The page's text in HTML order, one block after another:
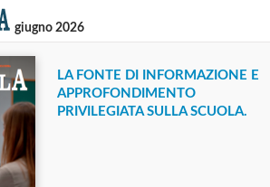
giugno 2026
LA FONTE DI INFORMAZIONE E
APPROFONDIMENTO
PRIVILEGIATA SULLA SCUOLA.